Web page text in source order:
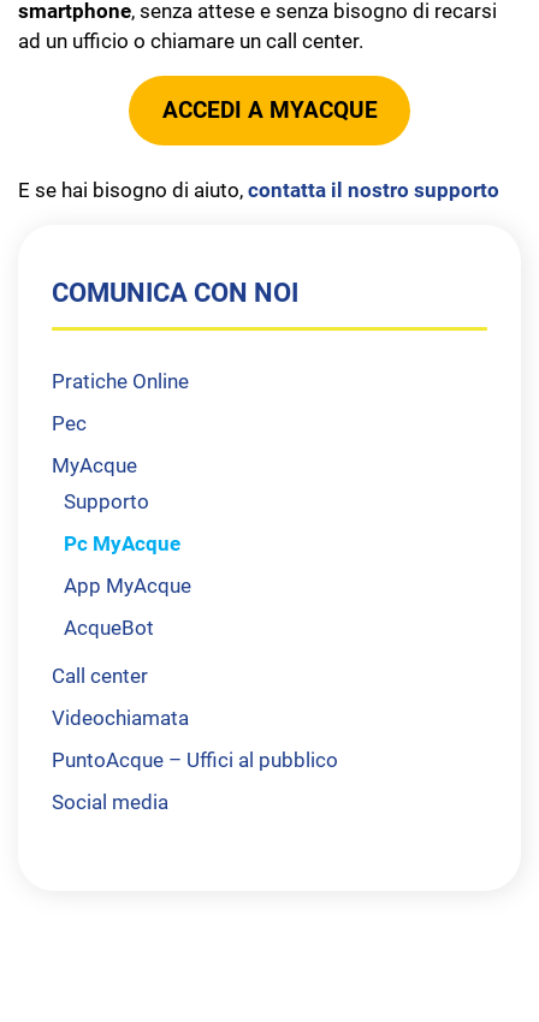
smartphone, senza attese e senza bisogno di recarsi
ad un ufficio o chiamare un call center.
ACCEDI A MYACQUE
E se hai bisogno di aiuto, contatta il nostro supporto
COMUNICA CON NOI
Pratiche Online
Pec
MyAcque
Supporto
Pc MyAcque
App MyAcque
AcqueBot
Call center
Videochiamata
PuntoAcque – Uffici al pubblico
Social media